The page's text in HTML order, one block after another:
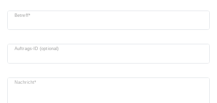
Betreff*
Auftrags-ID (optional)
Nachricht*